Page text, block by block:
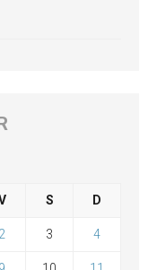
S D
2 3 4